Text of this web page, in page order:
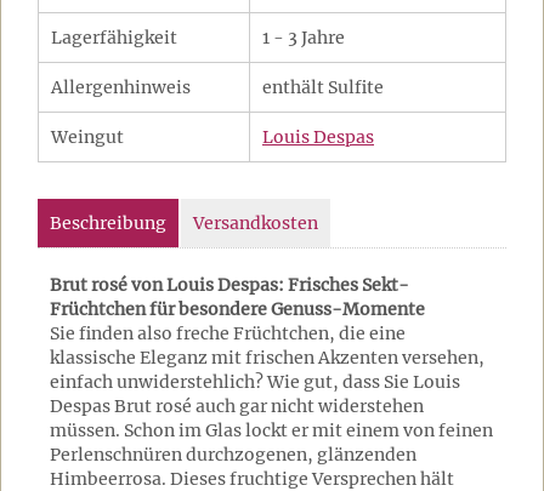
Lagerfähigkeit 1 - 3 Jahre
Allergenhinweis enthält Sulfite
Weingut Louis Despas
Beschreibung Versandkosten
Brut rosé von Louis Despas: Frisches Sekt-
Früchtchen für besondere Genuss-Momente
Sie finden also freche Früchtchen, die eine
klassische Eleganz mit frischen Akzenten versehen,
einfach unwiderstehlich? Wie gut, dass Sie Louis
Despas Brut rosé auch gar nicht widerstehen
müssen. Schon im Glas lockt er mit einem von feinen
Perlenschnüren durchzogenen, glänzenden
Himbeerrosa. Dieses fruchtige Versprechen hält